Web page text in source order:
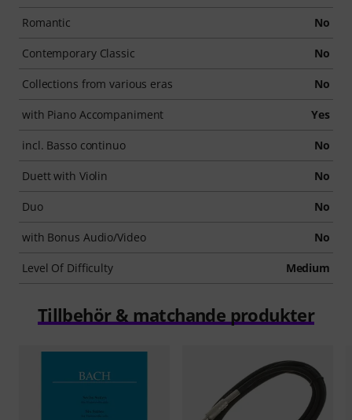
Romantic No
Contemporary Classic No
Collections from various eras No
with Piano Accompaniment Yes
incl. Basso continuo No
Duett with Violin No
Duo No
with Bonus Audio/Video No
Level Of Difficulty Medium
Tillbehör & matchande produkter